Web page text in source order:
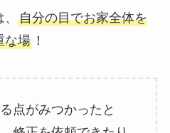
自分の目でお家全体を
な場！
点がみつかったと